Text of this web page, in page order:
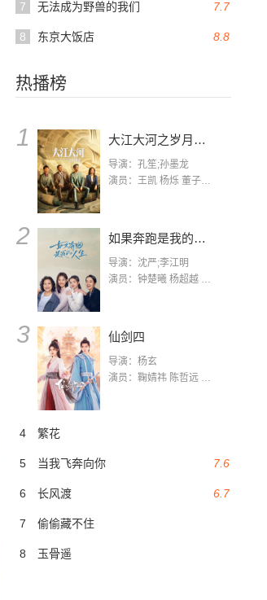
7.7
7 无法成为野兽的我们
8.8
8 东京大饭店
热播榜
1 大江大河之岁月如歌
导演：孔笙;孙墨龙
演员：王凯 杨烁 董子健 杨采钰 张佳宁 练练 林栋甫 房子斌
2 如果奔跑是我的人生
导演：沈严;李江明
演员：钟楚曦 杨超越 许娣 陈小艺 侯雯元 宋洋 王宥钧 李添诺
3 仙剑四
导演：杨玄
演员：鞠婧祎 陈哲远 茅子俊 毛晓慧 王媛可 张志浩 林枫松 张帆（演员）
4 繁花
7.6
5 当我飞奔向你
6.7
6 长风渡
7 偷偷藏不住
8 玉骨遥